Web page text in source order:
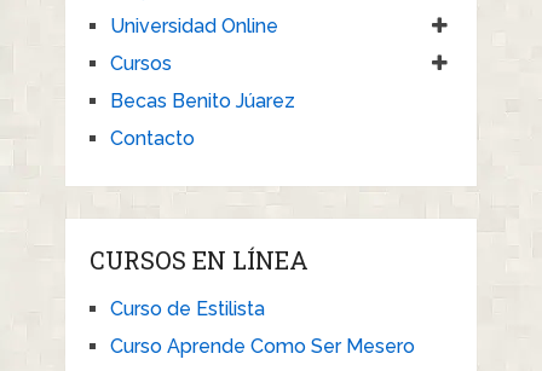
Universidad Online
Cursos
Becas Benito Júarez
Contacto
CURSOS EN LÍNEA
Curso de Estilista
Curso Aprende Como Ser Mesero